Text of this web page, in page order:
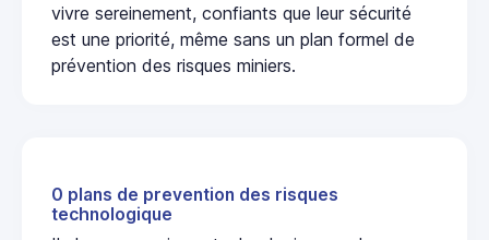
vivre sereinement, confiants que leur sécurité
est une priorité, même sans un plan formel de
prévention des risques miniers.
0 plans de prevention des risques
technologique